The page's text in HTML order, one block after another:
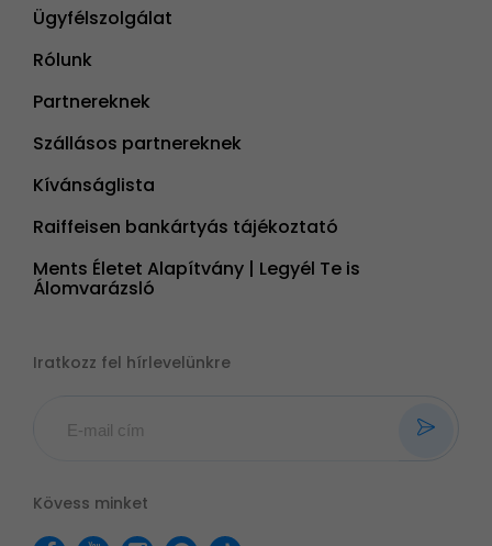
Ügyfélszolgálat
Rólunk
Partnereknek
Szállásos partnereknek
Kívánságlista
Raiffeisen bankártyás tájékoztató
Ments Életet Alapítvány | Legyél Te is
Álomvarázsló
Iratkozz fel hírlevelünkre
Kövess minket